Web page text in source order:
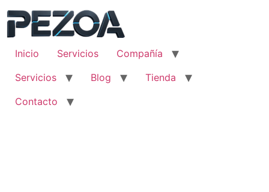
contenido
Inicio
Servicios
Compañía
Servicios
Blog
Tienda
Contacto